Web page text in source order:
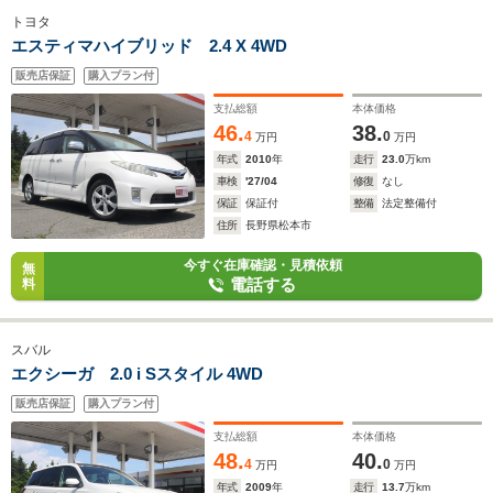
トヨタ
エスティマハイブリッド 2.4 X 4WD
販売店保証 購入プラン付
支払総額
46.4 万円
本体価格
38.0 万円
年式
2010年 走行 23.0万km
車検
'27/04 修復
なし
保証
保証付 整備
法定整備付
住所
長野県松本市
無
料
今すぐ在庫確認・見積依頼
電話する
スバル
エクシーガ 2.0 i Sスタイル 4WD
販売店保証 購入プラン付
支払総額
48.4 万円
本体価格
40.0 万円
年式
2009年 走行 13.7万km